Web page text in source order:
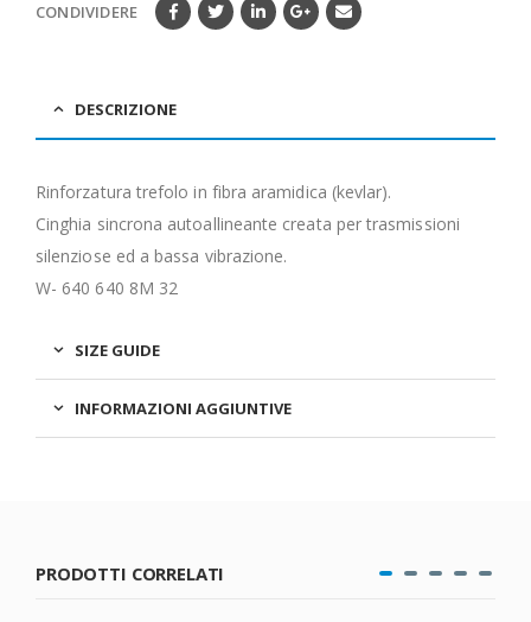
CONDIVIDERE
DESCRIZIONE
Rinforzatura trefolo in fibra aramidica (kevlar).
Cinghia sincrona autoallineante creata per trasmissioni
silenziose ed a bassa vibrazione.
W- 640 640 8M 32
SIZE GUIDE
INFORMAZIONI AGGIUNTIVE
PRODOTTI CORRELATI